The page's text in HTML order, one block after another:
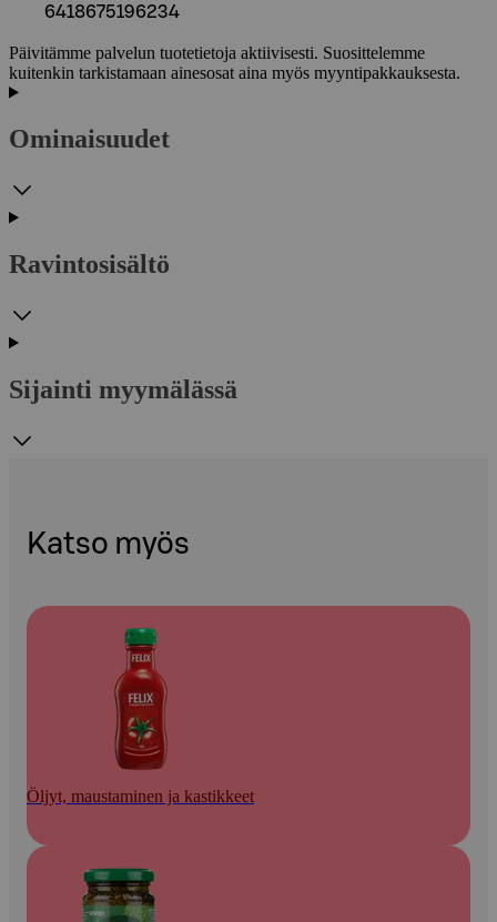
6418675196234
Päivitämme palvelun tuotetietoja aktiivisesti. Suosittelemme
kuitenkin tarkistamaan ainesosat aina myös myyntipakkauksesta.
Ominaisuudet
Ravintosisältö
Sijainti myymälässä
Katso myös
Öljyt, maustaminen ja kastikkeet